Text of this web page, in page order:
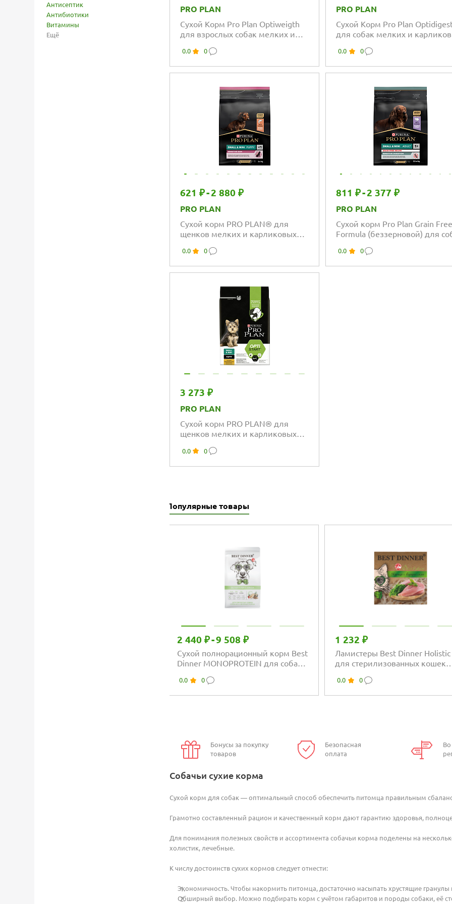
Антисептик
Антибиотики
Витамины
Ещё
PRO PLAN
Сухой Корм Pro Plan Optiweigth
для взрослых собак мелких и
веса с курицей
0.0 0
PRO PLAN
Сухой Корм Pro Plan
для собак мелких и
подарок ПРОМОПАК
0.0 0
621 ₽-2 880 ₽
PRO PLAN
Сухой корм PRO PLAN® для
щенков мелких и карликовых
высоким содержанием лосося
0.0 0
811 ₽-2 377 ₽
PRO PLAN
Сухой корм Pro Plan Grain Free
Formula (беззерновой) для
пищеварением с индейкой
0.0 0
3 273 ₽
PRO PLAN
Сухой корм PRO PLAN® для
щенков мелких и карликовых
курицы, Пакет
0.0 0
Популярные товары
2 440 ₽-9 508 ₽
Сухой полнорационный корм Best
Dinner MONOPROTEIN для собак
рыба и киноа
0.0 0
1 232 ₽
Ламистеры Best Dinner Holistic
для стерилизованных кошек
курицей и водорослями
0.0 0
Бонусы за покупку
товаров
Безопасная
оплата
Во
Собачьи сухие корма
Сухой корм для собак — оптимальный способ обеспечить питомца правильным
Грамотно составленный рацион и качественный корм дают гарантию здоровья,
Для понимания полезных свойств и ассортимента собачьи корма поделены на
холистик, лечебные.
К числу достоинств сухих кормов следует отнести:
Экономичность. Чтобы накормить питомца, достаточно насыпать хрустящие гранулы
Обширный выбор. Можно подбирать корм с учётом габаритов и породы собаки, её